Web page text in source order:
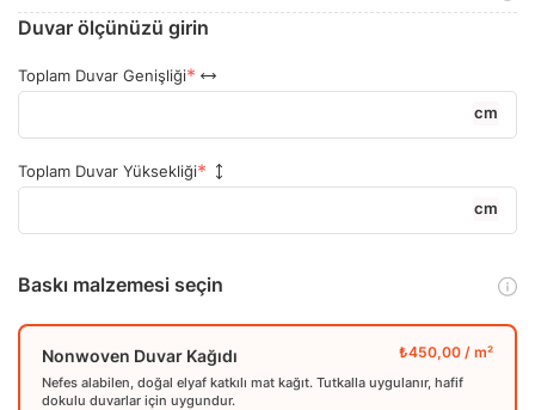
Duvar ölçünüzü girin
Toplam Duvar Genişliği
cm
Toplam Duvar Yüksekliği
cm
Baskı malzemesi seçin
Nonwoven Duvar Kağıdı
Nefes alabilen, doğal elyaf katkılı mat kağıt. Tutkalla uygulanır, hafif
dokulu duvarlar için uygundur.